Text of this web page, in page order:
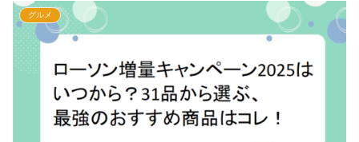
グルメ